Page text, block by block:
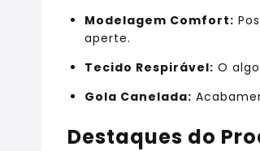
Modelagem Comfort:
aperte.
Tecido Respirável: O
Gola Canelada:
Destaques do